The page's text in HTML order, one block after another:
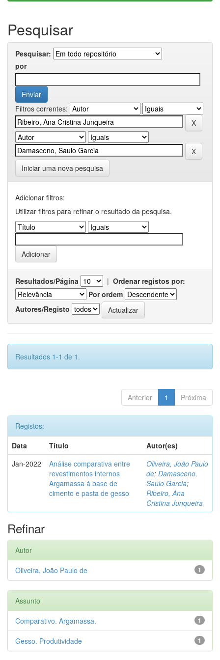
Pesquisar
Pesquisar:
por
Filtros correntes:
Iniciar uma nova pesquisa
Adicionar filtros:
Utilizar filtros para refinar o resultado da pesquisa.
Resultados/Página | Ordenar registos por:
Por ordem
Autores/Registo
Resultados 1-1 de 1.
Anterior 1 Próxima
Registos:
Data
Título
Autor(es)
Jan-2022
Análise comparativa entre
revestimentos internos
Argamassa á base de
cimento e pasta de gesso
Oliveira, João Paulo
de; Damasceno,
Saulo Garcia;
Ribeiro, Ana
Cristina Junqueira
Refinar
Autor
1
Oliveira, João Paulo de
Assunto
1
Comparativo. Argamassa.
1
Gesso. Produtividade